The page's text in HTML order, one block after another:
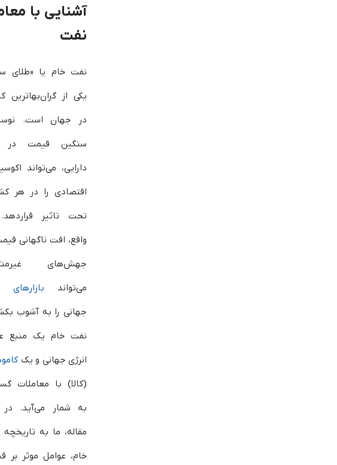
آشنایی با
نفت
نفت خام یا «طلای
یکی از گران‌بهاترین
در جهان است.
سنگین قیمت در
دارایی، می‌تواند
اقتصادی را در هر
تحت تاثیر
واقع، افت ناگهانی
جهش‌های
می‌تواند بازارهای
جهانی را به آشوب
نفت خام یک منبع
انرژی جهانی و یک
(کالا) با معاملات
به شمار می‌آید. در
مقاله، ما به
خام، عوامل موثر بر